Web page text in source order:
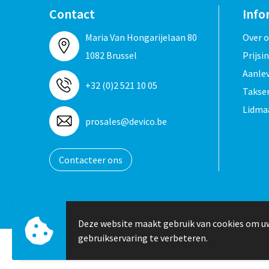
Contact
Maria Van Hongarijelaan 80
1082 Brussel
+32 (0)2 521 10 05
prosales@devico.be
Contacteer ons
Over
Deze website maakt gebruik van cookies om
gebruikservaring te verbeteren.